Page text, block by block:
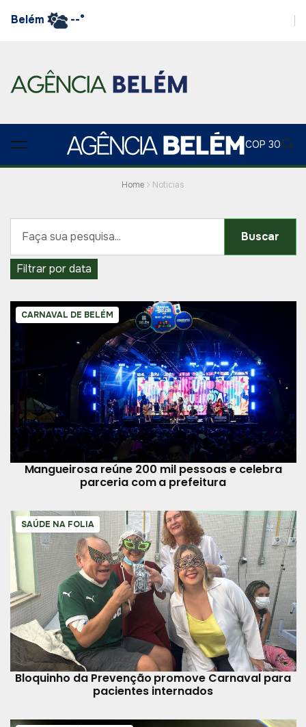
Belém --°
COP 30
Home Noticias
Buscar
Filtrar por data
CARNAVAL DE BELÉM
Mangueirosa reúne 200 mil pessoas e celebra
parceria com a prefeitura
SAÚDE NA FOLIA
Bloquinho da Prevenção promove Carnaval para
pacientes internados